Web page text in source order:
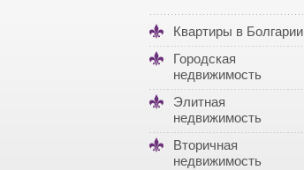
Квартиры в Болгарии
Городская
недвижимость
Элитная
недвижимость
Вторичная
недвижимость